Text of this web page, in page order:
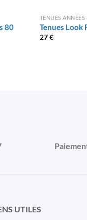
80
TENUES ANNÉES
Tenues Look
27€
UTILES